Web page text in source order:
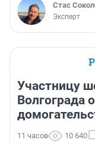
Стас
Эксперт
Участницу
Волгограда
11 часов 10 640